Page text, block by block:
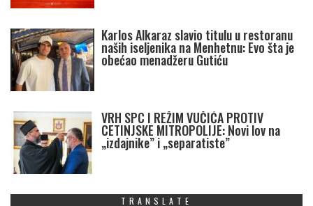
Karlos Alkaraz slavio titulu u restoranu
naših iseljenika na Menhetnu: Evo šta je
obećao menadžeru Gutiću
VRH SPC I REŽIM VUČIĆA PROTIV
CETINJSKE MITROPOLIJE: Novi lov na
„izdajnike” i „separatiste”
TRANSLATE